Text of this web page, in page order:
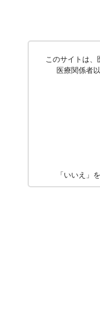
このサイトは、
医療関係者
「いいえ」